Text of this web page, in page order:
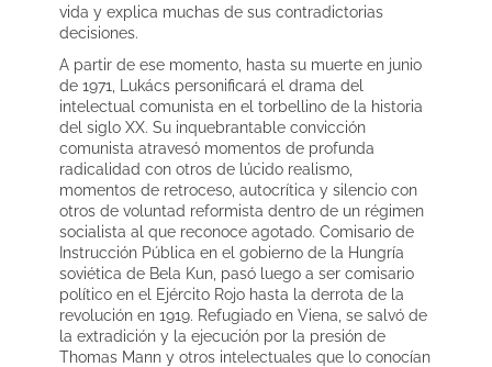
vida y explica muchas de sus contradictorias
decisiones.
A partir de ese momento, hasta su muerte en junio
de 1971, Lukács personificará el drama del
intelectual comunista en el torbellino de la historia
del siglo XX. Su inquebrantable convicción
comunista atravesó momentos de profunda
radicalidad con otros de lúcido realismo,
momentos de retroceso, autocrítica y silencio con
otros de voluntad reformista dentro de un régimen
socialista al que reconoce agotado. Comisario de
Instrucción Pública en el gobierno de la Hungría
soviética de Bela Kun, pasó luego a ser comisario
político en el Ejército Rojo hasta la derrota de la
revolución en 1919. Refugiado en Viena, se salvó de
la extradición y la ejecución por la presión de
Thomas Mann y otros intelectuales que lo conocían